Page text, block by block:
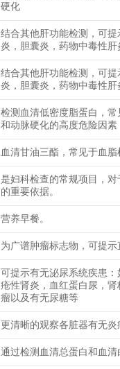
硬化
结合其他肝功能检测，可
炎，胆囊炎，药物中毒性肝
结合其他肝功能检测，可
炎，胆囊炎，药物中毒性肝
检测血清低密度脂蛋白，
和动脉硬化的高度危险因素
血清甘油三酯，常见于血脂
是妇科检查的常规项目，
的重要依据。
营养早餐。
为广谱肿瘤标志物，可提
可提示有无泌尿系统疾患
疮性肾炎，血红蛋白尿，
瘤以及有无尿糖等
更清晰的观察各脏器有无炎
通过检测血清总蛋白和血清